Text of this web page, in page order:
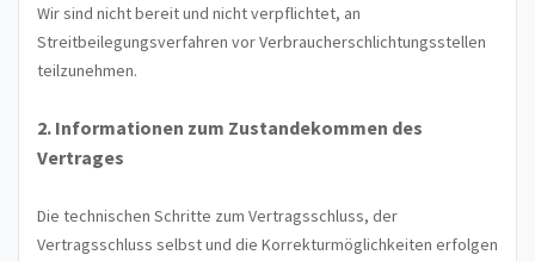
Wir sind nicht bereit und nicht verpflichtet, an
Streitbeilegungsverfahren vor Verbraucherschlichtungsstellen
teilzunehmen.
2. Informationen zum Zustandekommen des
Vertrages
Die technischen Schritte zum Vertragsschluss, der
Vertragsschluss selbst und die Korrekturmöglichkeiten erfolgen